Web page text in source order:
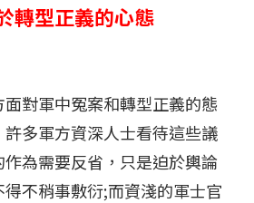
轉型正義的心態
對軍中冤案和轉型正義的態
多軍方資深人士看待這些議
為需要反省，只是迫於輿論
不稍事敷衍;而資淺的軍士官